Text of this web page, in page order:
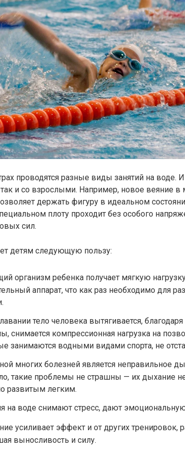
проводятся разные виды занятий на воде.
и со взрослыми. Например, новое веяние в
держать фигуру в идеальном
плоту проходит без особого
сил.
детям следующую пользу:
организм ребенка получает мягкую
аппарат, что как раз необходимо для
тело человека вытягивается,
снимается компрессионная нагрузка на
занимаются водными видами спорта, не
многих болезней является неправильное
такие проблемы не страшны — их дыхание не
развитым легким.
на воде снимают стресс, дают
усиливает эффект и от других
выносливость и силу.